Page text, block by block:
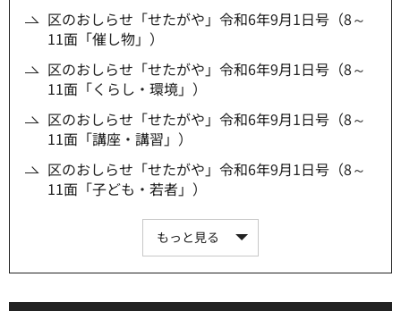
区のおしらせ「せたがや」令和6年9月1日号（8～
11面「催し物」）
区のおしらせ「せたがや」令和6年9月1日号（8～
11面「くらし・環境」）
区のおしらせ「せたがや」令和6年9月1日号（8～
11面「講座・講習」）
区のおしらせ「せたがや」令和6年9月1日号（8～
11面「子ども・若者」）
もっと見る